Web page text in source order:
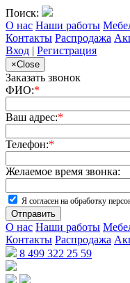
Поиск:
О нас Наши работы
Контакты Распродажа
Вход | Регистрация
×Close
Заказать звонок
ФИО:*
Ваш адрес:*
Телефон:*
Желаемое время звонка:
Я согласен на обработку
Отправить
О нас Наши работы
Контакты Распродажа
8 499 322 25 59